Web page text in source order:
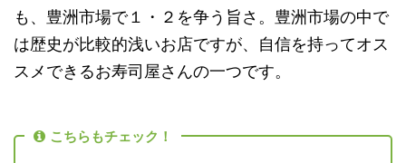
も、豊洲市場で１・２を争う旨さ。豊洲市場の中で
は歴史が比較的浅いお店ですが、自信を持ってオス
スメできるお寿司屋さんの一つです。
こちらもチェック！